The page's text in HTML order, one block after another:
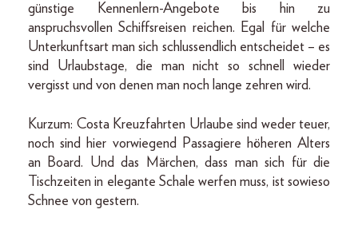
günstige Kennenlern-Angebote bis hin zu
anspruchsvollen Schiffsreisen reichen. Egal für welche
Unterkunftsart man sich schlussendlich entscheidet – es
sind Urlaubstage, die man nicht so schnell wieder
vergisst und von denen man noch lange zehren wird.
Kurzum: Costa Kreuzfahrten Urlaube sind weder teuer,
noch sind hier vorwiegend Passagiere höheren Alters
an Board. Und das Märchen, dass man sich für die
Tischzeiten in elegante Schale werfen muss, ist sowieso
Schnee von gestern.